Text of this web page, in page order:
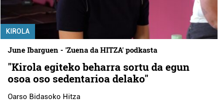
KIROLA
June Ibarguen - 'Zuena da HITZA' podkasta
"Kirola egiteko beharra sortu da egun
osoa oso sedentarioa delako"
Oarso Bidasoko Hitza